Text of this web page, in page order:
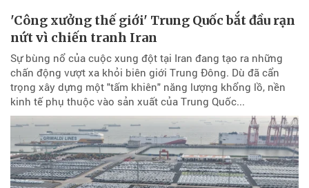
'Công xưởng thế giới' Trung Quốc bắt đầu rạn
nứt vì chiến tranh Iran
Sự bùng nổ của cuộc xung đột tại Iran đang tạo ra những
chấn động vượt xa khỏi biên giới Trung Đông. Dù đã cẩn
trọng xây dựng một "tấm khiên" năng lượng khổng lồ, nền
kinh tế phụ thuộc vào sản xuất của Trung Quốc...